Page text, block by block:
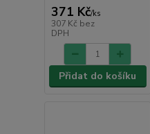
371 Kč/ks
307 Kč bez
DPH
Přidat do košíku